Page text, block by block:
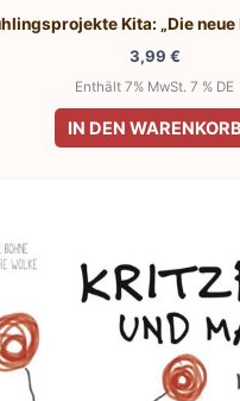
Kita: „Die neue
3,99 €
Enthält 7% MwSt. 7 % DE
IN DEN WARENKORB